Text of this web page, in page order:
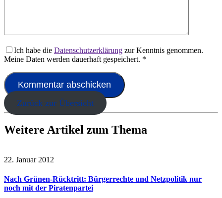
Ich habe die Datenschutzerklärung zur Kenntnis genommen.
Meine Daten werden dauerhaft gespeichert. *
Zurück zur Übersicht
Weitere Artikel zum Thema
22. Januar 2012
Nach Grünen-Rücktritt: Bürgerrechte und Netzpolitik nur
noch mit der Piratenpartei